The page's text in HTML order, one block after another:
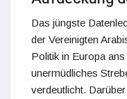
Das jüngste
der Vereinigten
Politik in Europa
unermüdliches
verdeutlicht.